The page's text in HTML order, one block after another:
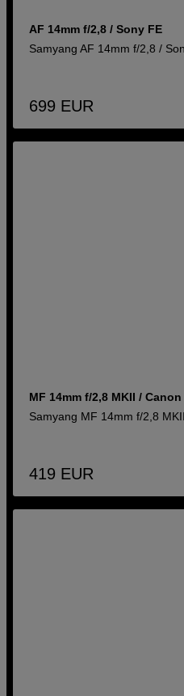
AF 14mm f/2,8 / Sony FE
Samyang AF 14mm f/2,8 /
699 EUR
MF 14mm f/2,8 MKII / Canon
Samyang MF 14mm f/2,8
419 EUR